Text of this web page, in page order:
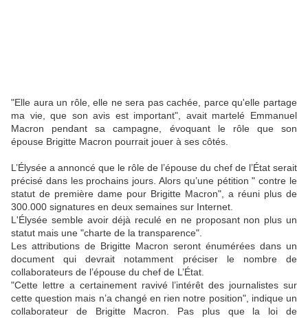
"Elle aura un rôle, elle ne sera pas cachée, parce qu'elle partage
ma vie, que son avis est important", avait martelé Emmanuel
Macron pendant sa campagne, évoquant le rôle que son
épouse Brigitte Macron pourrait jouer à ses côtés.
L’Élysée a annoncé que le rôle de l’épouse du chef de l’État serait
précisé dans les prochains jours. Alors qu’une pétition " contre le
statut de première dame pour Brigitte Macron", a réuni plus de
300.000 signatures en deux semaines sur Internet.
L'Élysée semble avoir déjà reculé en ne propo­sant non plus un
statut mais une "charte de la trans­pa­rence".
Les attributions de Brigitte Macron seront énumérées dans un
document qui devrait notamment préciser le nombre de
collaborateurs de l’épouse du chef de L’État.
"Cette lettre a certainement ravivé l’intérêt des journalistes sur
cette question mais n’a changé en rien notre position", indique un
collaborateur de Brigitte Macron. Pas plus que la loi de